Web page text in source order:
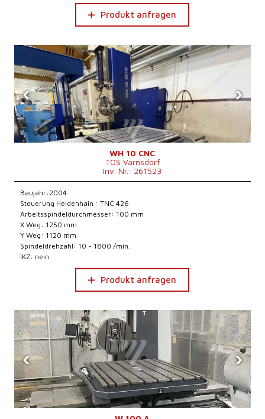
Produkt anfragen
‹ ›
WH 10 CNC
TOS Varnsdorf
Inv. Nr.: 261523
Baujahr:2004
Steuerung Heidenhain : TNC 426
Arbeitsspindeldurchmesser: 100 mm
X Weg: 1250 mm
Y Weg: 1120 mm
Spindeldrehzahl: 10 - 1800 /min.
IKZ: nein
Produkt anfragen
‹ ›